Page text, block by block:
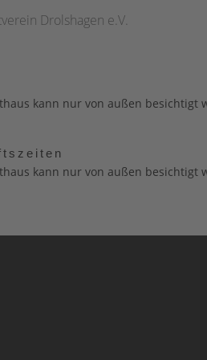
Drolshagen e.V.
kann nur von außen besichtigt
kann nur von außen besichtigt